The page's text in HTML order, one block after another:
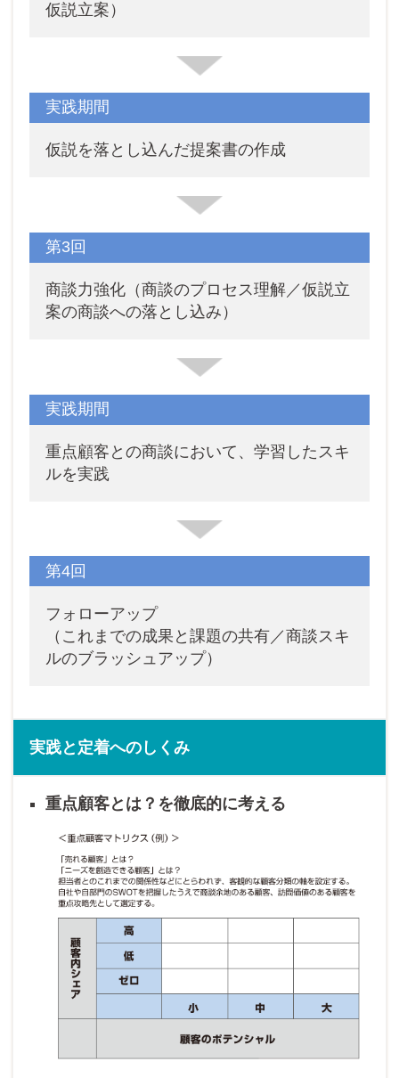
仮説立案）
実践期間
仮説を落とし込んだ提案書の作成
第3回
商談力強化（商談のプロセス理解／仮説立
案の商談への落とし込み）
実践期間
重点顧客との商談において、学習したスキ
ルを実践
第4回
フォローアップ
（これまでの成果と課題の共有／商談スキ
ルのブラッシュアップ）
実践と定着へのしくみ
重点顧客とは？を徹底的に考える